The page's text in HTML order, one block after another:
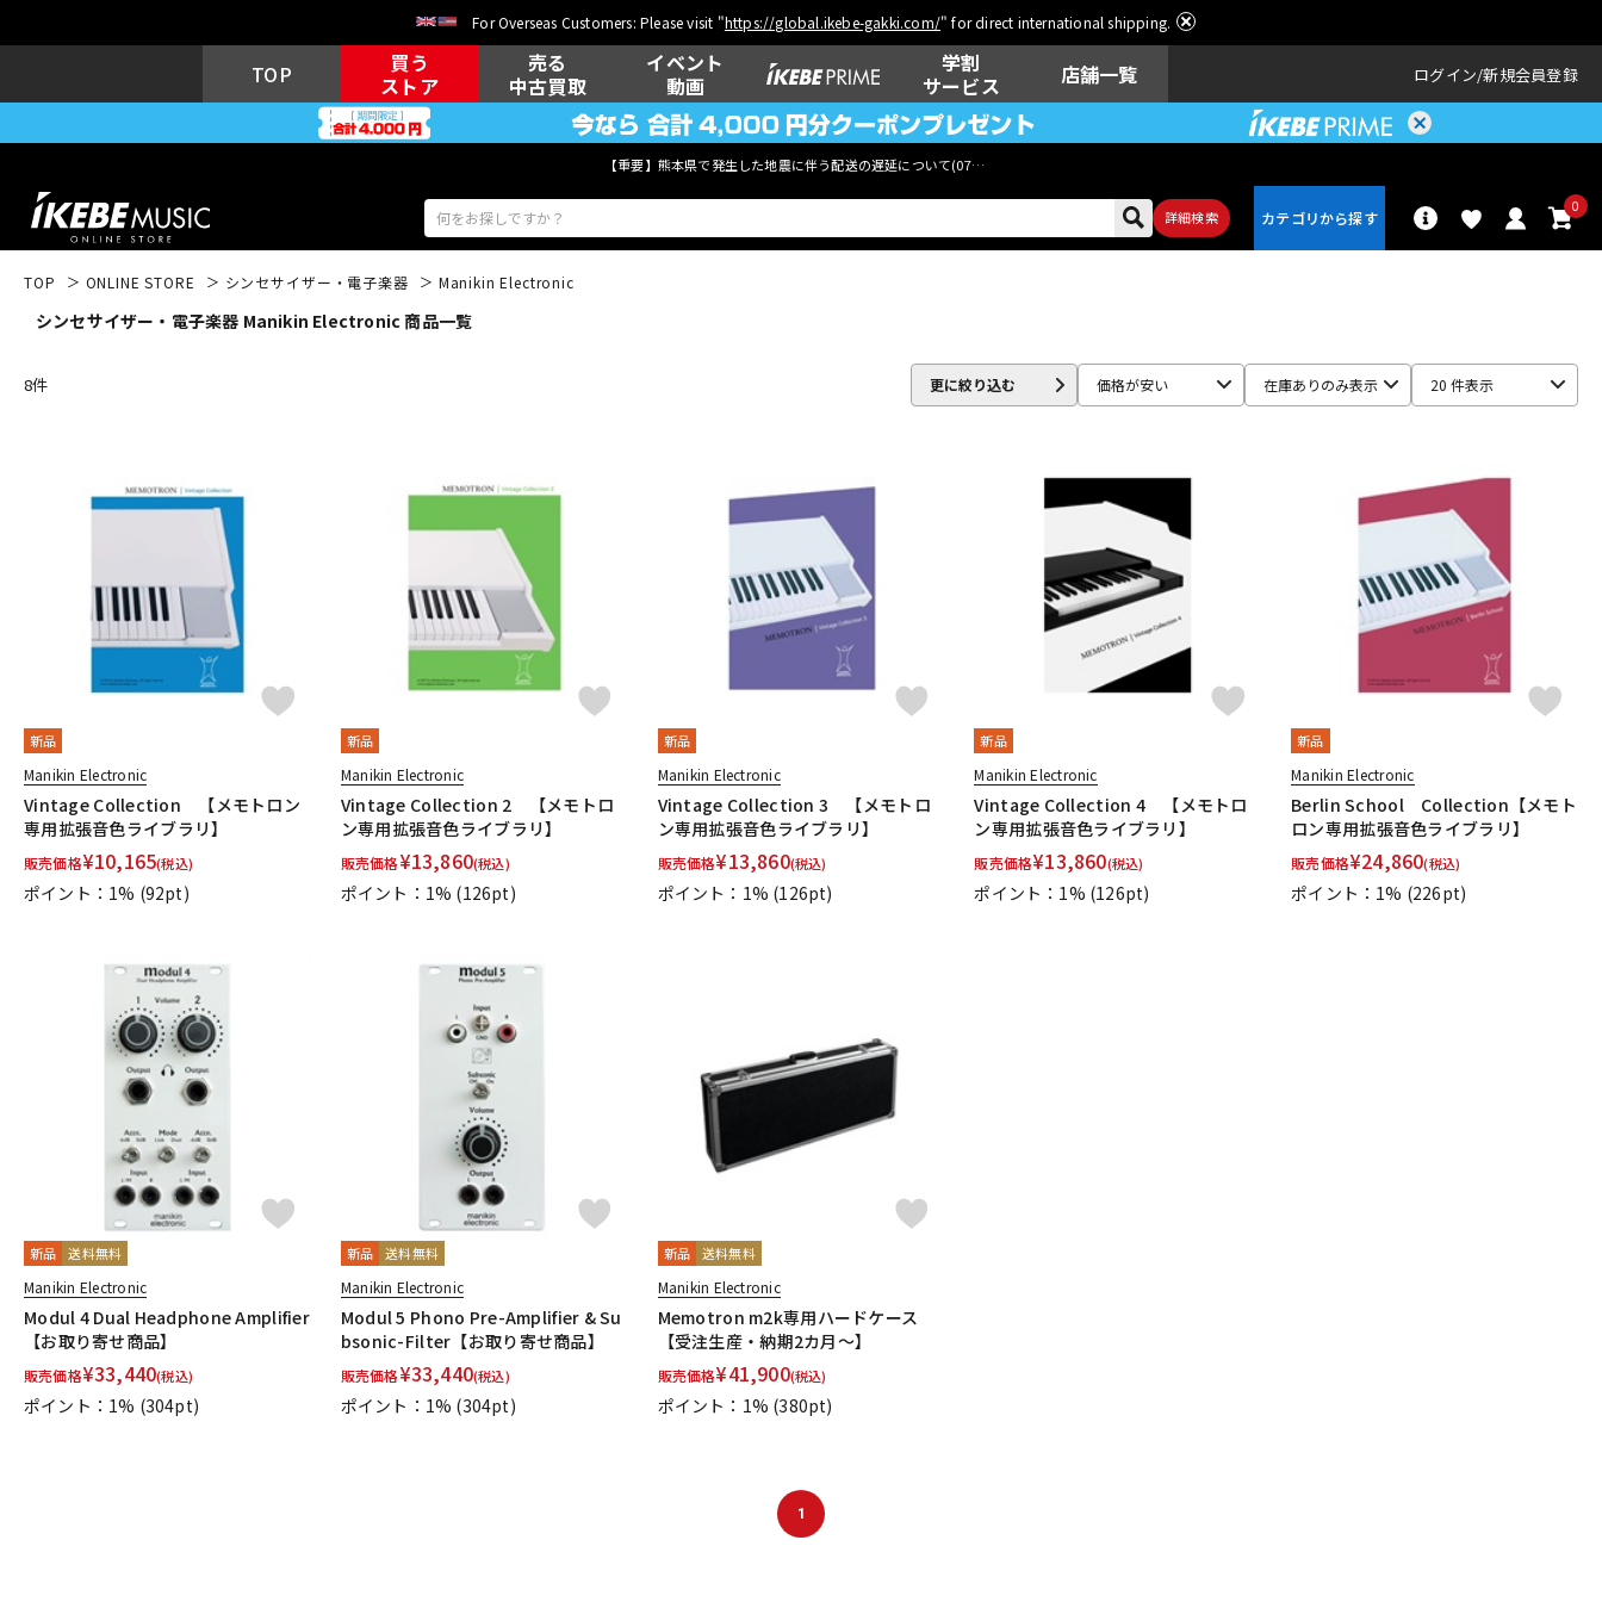
For Overseas Customers: Please visit "https://global.ikebe-gakki.com/" for direct international shipping.
TOP
買う
ストア
売る
中古買取
イベント
動画
学割
サービス
店舗一覧 ログイン 新規会員登録
【重要】熊本県で発生した地震に伴う配送の遅延について(07月29日
詳細検索
0
アコギ/エレ
DJ機器 イン納品
配信/ライブ
機器
楽器アクセサ
リ
中古 ヴィンテージ
TOP ONLINE STORE シンセサイザー・電子楽器 Manikin Electronic
シンセサイザー・電子楽器 Manikin Electronic 商品一覧
8件 更に絞り込む 価格が安い 在庫ありのみ表示 20 件表示
新品
Manikin Electronic
Vintage Collection 【メモトロン
専用拡張音色ライブラリ】
販売価格¥10,165(税込)
ポイント：1% (92pt)
新品
Manikin Electronic
Vintage Collection 2 【メモトロ
ン専用拡張音色ライブラリ】
販売価格¥13,860(税込)
ポイント：1% (126pt)
新品
Manikin Electronic
Vintage Collection 3 【メモトロ
ン専用拡張音色ライブラリ】
販売価格¥13,860(税込)
ポイント：1% (126pt)
新品
Manikin Electronic
Vintage Collection 4 【メモトロ
ン専用拡張音色ライブラリ】
販売価格¥13,860(税込)
ポイント：1% (126pt)
新品
Manikin Electronic
Berlin School Collection【メモト
ロン専用拡張音色ライブラリ】
販売価格¥24,860(税込)
ポイント：1% (226pt)
新品 送料無料
Manikin Electronic
Modul 4 Dual Headphone Amplifier
【お取り寄せ商品】
販売価格¥33,440(税込)
ポイント：1% (304pt)
新品 送料無料
Manikin Electronic
Modul 5 Phono Pre-Amplifier & Su
bsonic-Filter【お取り寄せ商品】
販売価格¥33,440(税込)
ポイント：1% (304pt)
新品 送料無料
Manikin Electronic
Memotron m2k専用ハードケース
【受注生産・納期2カ月～】
販売価格¥41,900(税込)
ポイント：1% (380pt)
1